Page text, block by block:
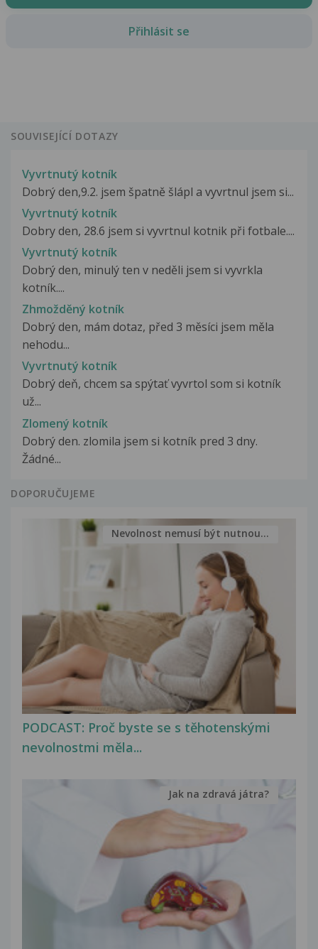
Přihlásit se
SOUVISEJÍCÍ DOTAZY
Vyvrtnutý kotník
Dobrý den,9.2. jsem špatně šlápl a vyvrtnul jsem si...
Vyvrtnutý kotník
Dobry den, 28.6 jsem si vyvrtnul kotnik při fotbale....
Vyvrtnutý kotník
Dobrý den, minulý ten v neděli jsem si vyvrkla
kotník....
Zhmožděný kotník
Dobrý den, mám dotaz, před 3 měsíci jsem měla
nehodu...
Vyvrtnutý kotník
Dobrý deň, chcem sa spýtať vyvrtol som si kotník
už...
Zlomený kotník
Dobrý den. zlomila jsem si kotník pred 3 dny.
Žádné...
DOPORUČUJEME
PODCAST: Proč byste se s těhotenskými
nevolnostmi měla...
Nevolnost nemusí být nutnou...
Jak na zdravá játra?